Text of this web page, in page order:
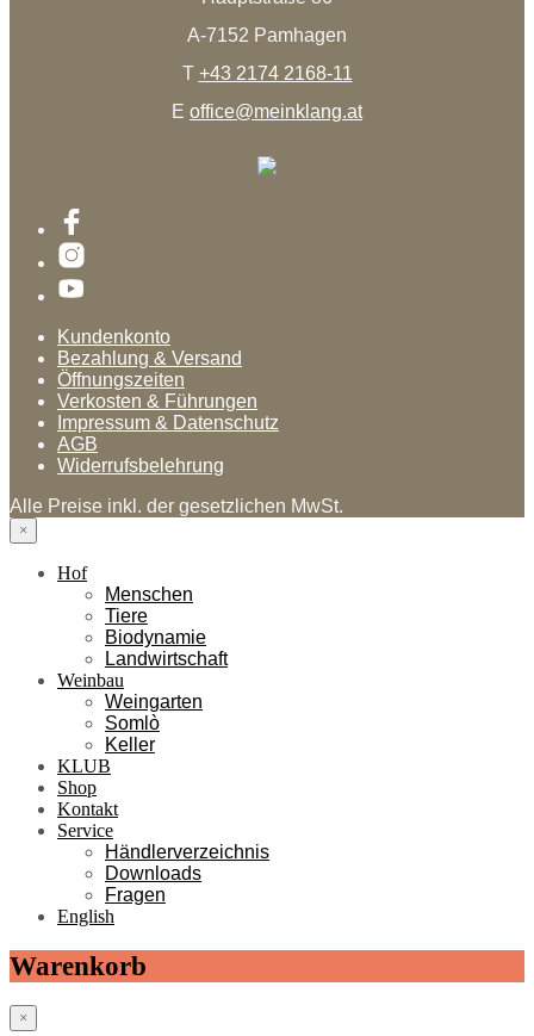
A-7152 Pamhagen
T +43 2174 2168-11
E office@meinklang.at
Kundenkonto
Bezahlung & Versand
Öffnungszeiten
Verkosten & Führungen
Impressum & Datenschutz
AGB
Widerrufsbelehrung
Alle Preise inkl. der gesetzlichen MwSt.
×
Hof
Menschen
Tiere
Biodynamie
Landwirtschaft
Weinbau
Weingarten
Somlò
Keller
KLUB
Shop
Kontakt
Service
Händlerverzeichnis
Downloads
Fragen
English
Warenkorb
×